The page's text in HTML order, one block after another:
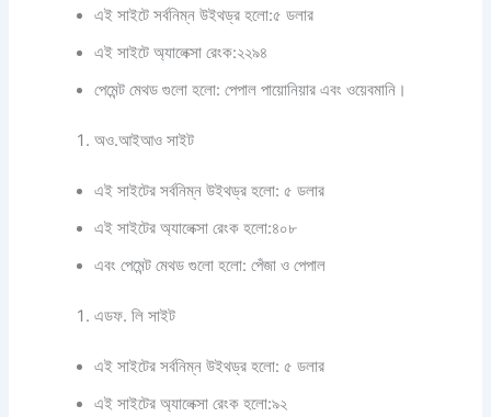
এই সাইটে সর্বনিম্ন উইথড্র হলো:৫ ডলার
এই সাইটে অ্যালেক্সা রেংক:২২৯৪
পেমেন্ট মেথড গুলো হলো: পেপাল পায়োনিয়ার এবং ওয়েবমানি।
অও.আইআও সাইট
এই সাইটের সর্বনিম্ন উইথড্র হলো: ৫ ডলার
এই সাইটের অ্যালেক্সা রেংক হলো:৪০৮
এবং পেমেন্ট মেথড গুলো হলো: পেঁজা ও পেপাল
এডফ. লি সাইট
এই সাইটের সর্বনিম্ন উইথড্র হলো: ৫ ডলার
এই সাইটের অ্যালেক্সা রেংক হলো:৯২